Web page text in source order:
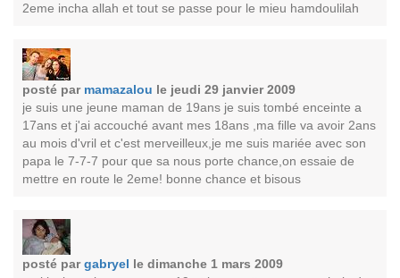
2eme incha allah et tout se passe pour le mieu hamdoulilah
posté par mamazalou le jeudi 29 janvier 2009
je suis une jeune maman de 19ans je suis tombé enceinte a
17ans et j'ai accouché avant mes 18ans ,ma fille va avoir 2ans
au mois d'vril et c'est merveilleux,je me suis mariée avec son
papa le 7-7-7 pour que sa nous porte chance,on essaie de
mettre en route le 2eme! bonne chance et bisous
posté pargabryel le dimanche 1 mars 2009